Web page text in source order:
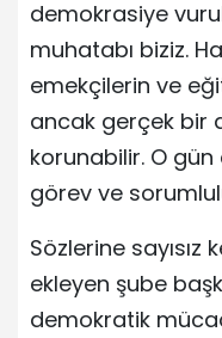
demokrasiye
muhatabı biziz.
emekçilerin ve
ancak gerçek bir
korunabilir. O
görev ve
Sözlerine sayısız
ekleyen şube
demokratik